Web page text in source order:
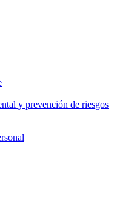
y prevención de riesgos